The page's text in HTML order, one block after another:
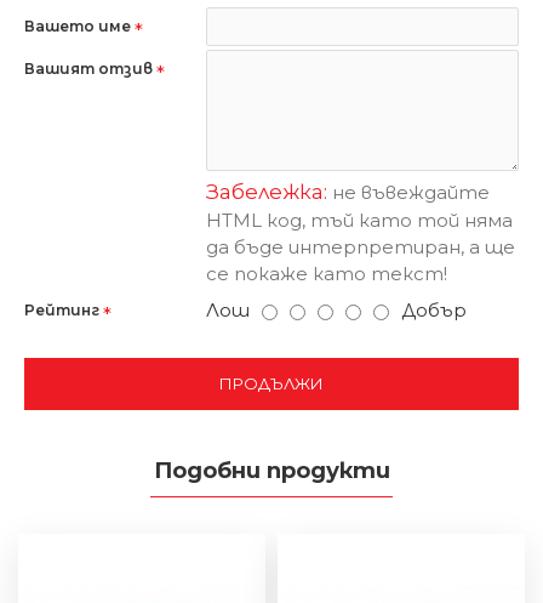
Вашето име
Вашият отзив
Забележка: не въвеждайте
HTML код, тъй като той няма
да бъде интерпретиран, а ще
се покаже като текст!
Рейтинг Лош Добър
ПРОДЪЛЖИ
Подобни продукти